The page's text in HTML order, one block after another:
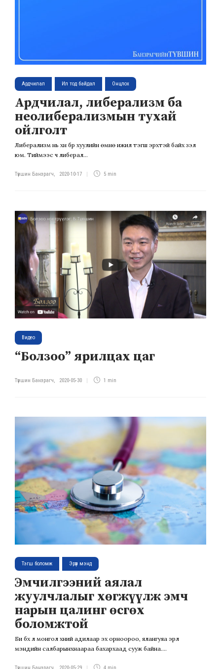
Ардчилал Ил тод байдал Онцлох
Ардчилал, либерализм ба
неолиберализмын тухай
ойлголт
Либерализм нь хүн бүр хуулийн өмнө ижил тэгш эрхтэй байх үзэл
юм. Тиймээс ч либерал...
Түвшин Банзрагч 2020-10-17 5 min
Видео
“Болзоо” ярилцах цаг
Түвшин Банзрагч 2020-05-30 1 min
Тэгш боломж Эрүүл мэнд
Эмчилгээний аялал
жуулчлалыг хөгжүүлж эмч
нарын цалинг өсгөх
боломжтой
Би бүх л монгол хүний адилаар эх орноороо, ялангуяа эрүүл
мэндийн салбарынхнаараа бахархаад сууж байна....
Түвшин Банзрагч 2020-05-29 4 min